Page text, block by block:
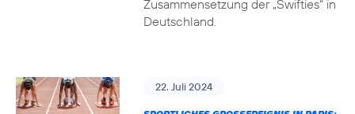
Zusammensetzung der „Swifties“ in
Deutschland.
22. Juli 2024